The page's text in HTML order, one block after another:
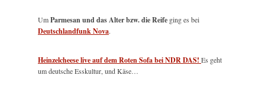
UmParmesan und das Alter bzw. die Reife ging es bei
Deutschlandfunk Nova.
Heinzelcheese live auf dem Roten Sofa bei NDR DAS! Es geht
um deutsche Esskultur, und Käse…